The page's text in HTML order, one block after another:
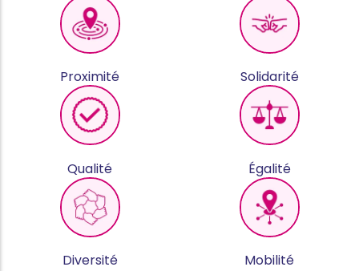
Proximité Solidarité
Qualité Égalité
Diversité Mobilité